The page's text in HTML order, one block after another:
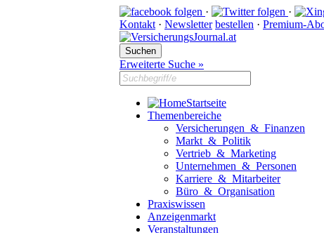
· ·
Kontakt · Newsletter bestellen · Premium-
Erweiterte Suche »
Startseite
Themenbereiche
Versicherungen & Finanzen
Markt & Politik
Vertrieb & Marketing
Unternehmen & Personen
Karriere & Mitarbeiter
Büro & Organisation
Praxiswissen
Anzeigenmarkt
Veranstaltungen